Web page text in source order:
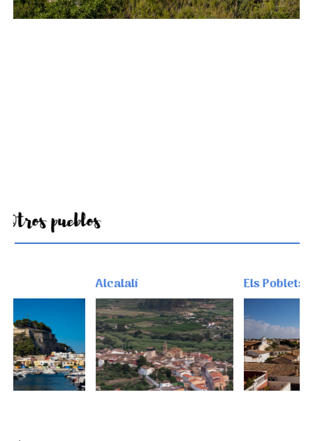
Otros pueblos
Alcalalí Els Poblets